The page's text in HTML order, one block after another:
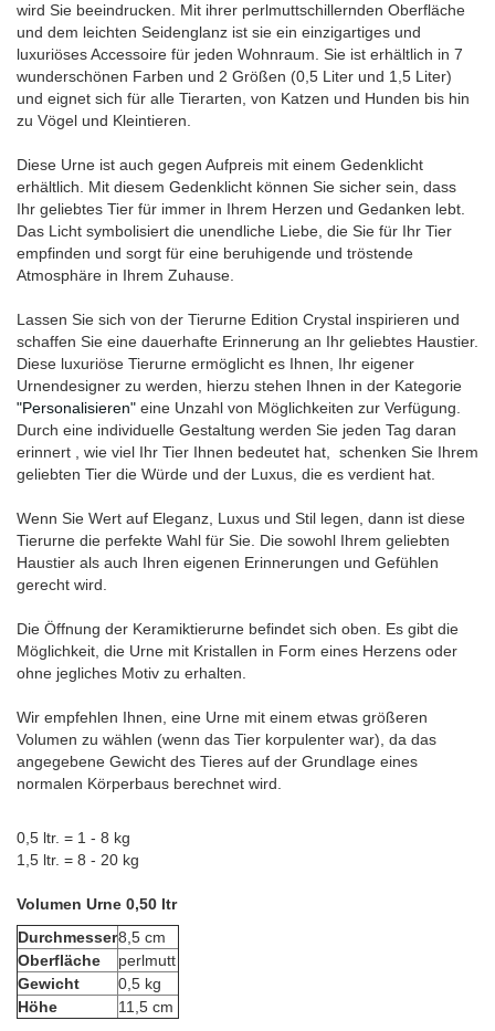
wird Sie beeindrucken. Mit ihrer perlmuttschillernden Oberfläche
und dem leichten Seidenglanz ist sie ein einzigartiges und
luxuriöses Accessoire für jeden Wohnraum. Sie ist erhältlich in 7
wunderschönen Farben und 2 Größen (0,5 Liter und 1,5 Liter)
und eignet sich für alle Tierarten, von Katzen und Hunden bis hin
zu Vögel und Kleintieren.
Diese Urne ist auch gegen Aufpreis mit einem Gedenklicht
erhältlich. Mit diesem Gedenklicht können Sie sicher sein, dass
Ihr geliebtes Tier für immer in Ihrem Herzen und Gedanken lebt.
Das Licht symbolisiert die unendliche Liebe, die Sie für Ihr Tier
empfinden und sorgt für eine beruhigende und tröstende
Atmosphäre in Ihrem Zuhause.
Lassen Sie sich von der Tierurne Edition Crystal inspirieren und
schaffen Sie eine dauerhafte Erinnerung an Ihr geliebtes Haustier.
Diese luxuriöse Tierurne ermöglicht es Ihnen, Ihr eigener
Urnendesigner zu werden, hierzu stehen Ihnen in der Kategorie
"Personalisieren" eine Unzahl von Möglichkeiten zur Verfügung.
Durch eine individuelle Gestaltung werden Sie jeden Tag daran
erinnert , wie viel Ihr Tier Ihnen bedeutet hat, schenken Sie Ihrem
geliebten Tier die Würde und der Luxus, die es verdient hat.
Wenn Sie Wert auf Eleganz, Luxus und Stil legen, dann ist diese
Tierurne die perfekte Wahl für Sie. Die sowohl Ihrem geliebten
Haustier als auch Ihren eigenen Erinnerungen und Gefühlen
gerecht wird.
Die Öffnung der Keramiktierurne befindet sich oben. Es gibt die
Möglichkeit, die Urne mit Kristallen in Form eines Herzens oder
ohne jegliches Motiv zu erhalten.
Wir empfehlen Ihnen, eine Urne mit einem etwas größeren
Volumen zu wählen (wenn das Tier korpulenter war), da das
angegebene Gewicht des Tieres auf der Grundlage eines
normalen Körperbaus berechnet wird.
0,5 ltr. = 1 - 8 kg
1,5 ltr. = 8 - 20 kg
Volumen Urne 0,50 ltr
Durchmesser8,5 cm
Oberfläche
perlmutt
Gewicht
0,5 kg
Höhe
11,5 cm